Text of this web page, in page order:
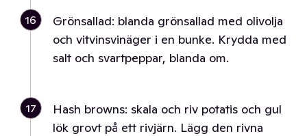
16
Grönsallad: blanda grönsallad med olivolja
och vitvinsvinäger i en bunke. Krydda med
salt och svartpeppar, blanda om.
17
Hash browns: skala och riv potatis och gul
lök grovt på ett rivjärn. Lägg den rivna